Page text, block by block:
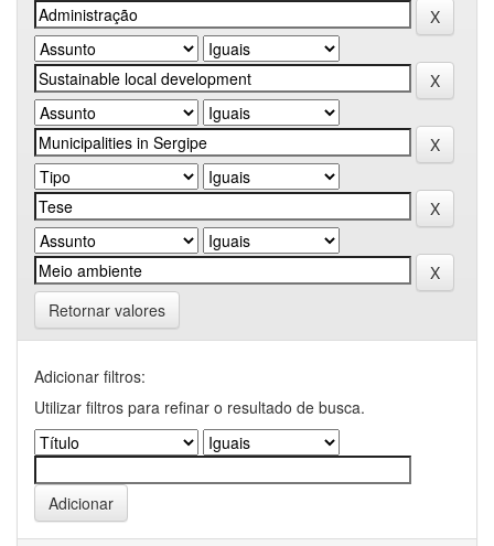
Retornar valores
Adicionar filtros:
Utilizar filtros para refinar o resultado de busca.